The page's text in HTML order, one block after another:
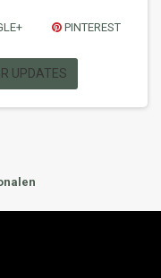
PINTEREST
UPDATES